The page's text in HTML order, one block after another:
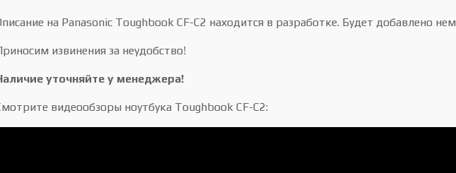
на Panasonic Toughbook CF-C2 находится в разработке. Будет добавлено
извинения за неудобство!
уточняйте у менеджера!
видеообзоры ноутбука Toughbook CF-C2: